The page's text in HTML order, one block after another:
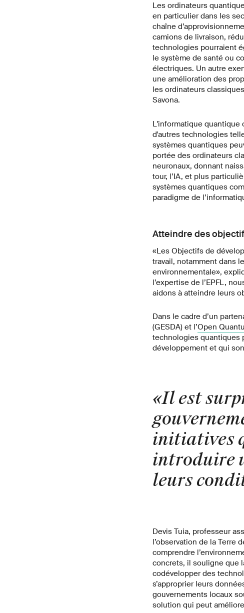
Les ordinateurs
en particulier dans les
chaîne
camions de livraison,
technologies pourraient
le système de santé ou
électriques. Un autre
une amélioration des
les ordinateurs
Savona.
L'informatique quantique
d'autres technologies
systèmes quantiques
portée des ordinateurs
neuronaux, donnant
tour, l’IA, et plus
systèmes quantiques
paradigme de
Atteindre des
«Les Objectifs de
travail, notamment dans
environnementale»,
l’expertise de l’EPFL,
aidons à atteindre leurs
Dans le cadre d’un
(GESDA) et l’Open
technologies quantiques
développement et qui
«Il est
initiatives
introduire
leurs
Devis Tuia, professeur
l’observation de la Terre
comprendre
concrets, il souligne que
codévelopper des
s’approprier leurs
gouvernements locaux
solution qui peut